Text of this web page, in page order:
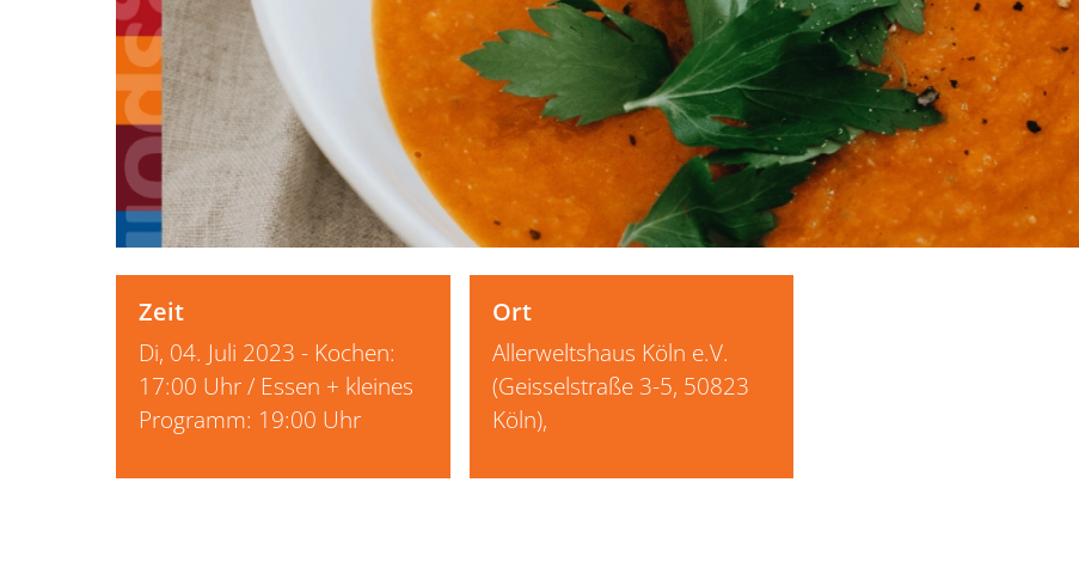
Zeit
Di, 04. Juli 2023 - Kochen:
17:00 Uhr / Essen + kleines
Programm: 19:00 Uhr
Ort
Allerweltshaus Köln e.V.
(Geisselstraße 3-5, 50823
Köln),